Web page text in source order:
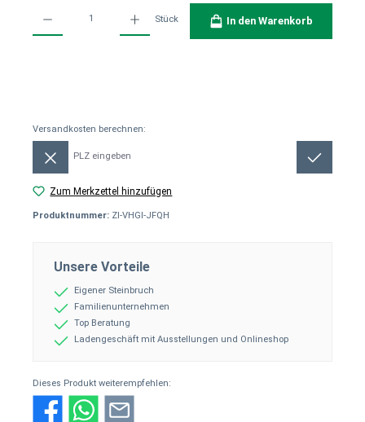
Stück In den Warenkorb
Versandkosten berechnen:
Zum Merkzettel hinzufügen
Produktnummer: ZI-VHGI-JFQH
Unsere Vorteile
Eigener Steinbruch
Familienunternehmen
Top Beratung
Ladengeschäft mit Ausstellungen und Onlineshop
Dieses Produkt weiterempfehlen: